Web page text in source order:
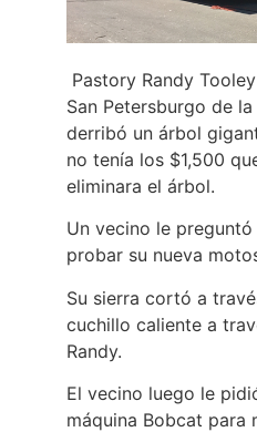
Pastory Randy
San Petersburgo de
derribó un árbol
no tenía los $1,500
eliminara el árbol.
Un vecino le
probar su nueva
Su sierra cortó a
cuchillo caliente a
Randy.
El vecino luego le
máquina Bobcat para